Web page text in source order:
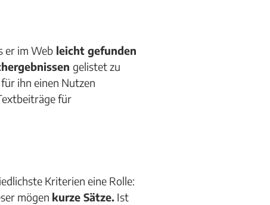
er im Web leicht gefunden
gelistet zu
ihn einen Nutzen
für
Kriterien eine Rolle:
mögen kurze Sätze. Ist